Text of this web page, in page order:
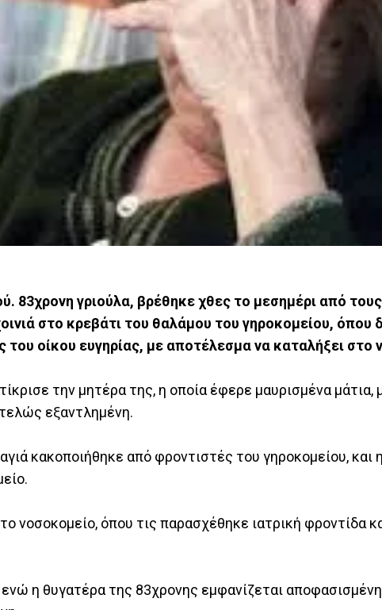
83χρονη γριούλα, βρέθηκε χθες το μεσημέρι από τους
στο κρεβάτι του θαλάμου του γηροκομείου, όπου
οίκου ευγηρίας, με αποτέλεσμα να καταλήξει στο
την μητέρα της, η οποία έφερε μαυρισμένα
εξαντλημένη.
κακοποιήθηκε από φροντιστές του γηροκομείου, και
νοσοκομείο, όπου τις παρασχέθηκε ιατρική φροντίδα
η θυγατέρα της 83χρονης εμφανίζεται